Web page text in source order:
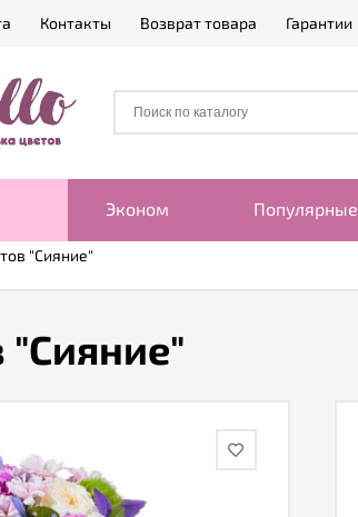
Контакты Возврат товара Гарантии
Эконом Популярные
"Сияние"
"Сияние"